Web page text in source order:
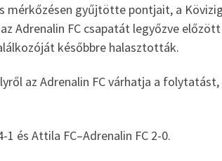
mérkőzésen gyűjtötte pontjait, a
Adrenalin FC csapatát legyőzve
későbbre halasztották.
az Adrenalin FC várhatja a
és Attila FC–Adrenalin FC 2-0.